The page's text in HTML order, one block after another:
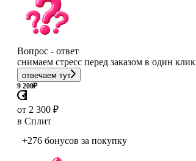
Вопрос - ответ
снимаем стресс перед заказом в один клик
отвечаем тут
9 200₽
от 2 300 ₽
в Сплит
+276 бонусов за покупку